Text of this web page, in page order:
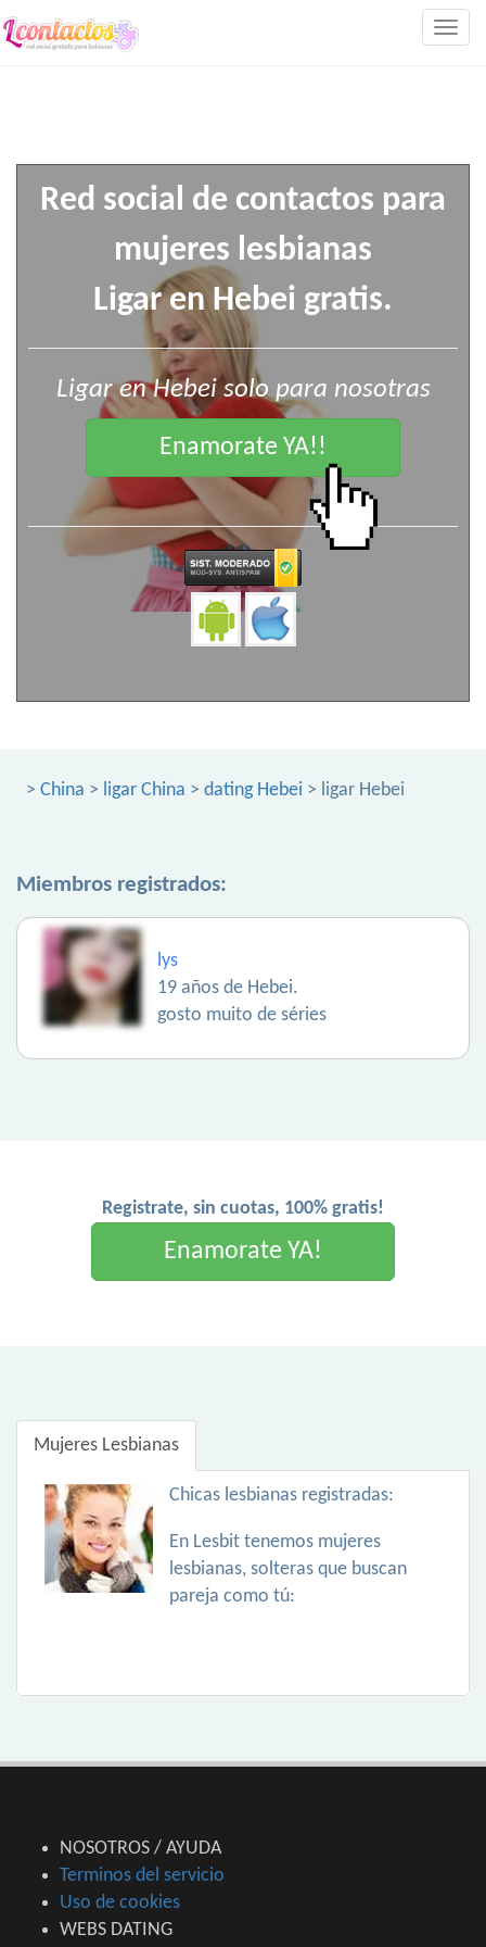
Red social de contactos para
mujeres lesbianas
Ligar en Hebei gratis.
Ligar en Hebei solo para nosotras
Enamorate YA!!
> China > ligar China > dating Hebei > ligar Hebei
Miembros registrados:
lys
19 años de Hebei.
gosto muito de séries
Registrate, sin cuotas, 100% gratis!
Enamorate YA!
Mujeres Lesbianas
Chicas lesbianas registradas:
En Lesbit tenemos mujeres
lesbianas, solteras que buscan
pareja como tú:
NOSOTROS / AYUDA
Terminos del servicio
Uso de cookies
WEBS DATING